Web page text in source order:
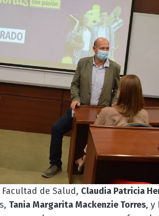
de Salud, Claudia Patricia
Tania Margarita Mackenzie Torres, y